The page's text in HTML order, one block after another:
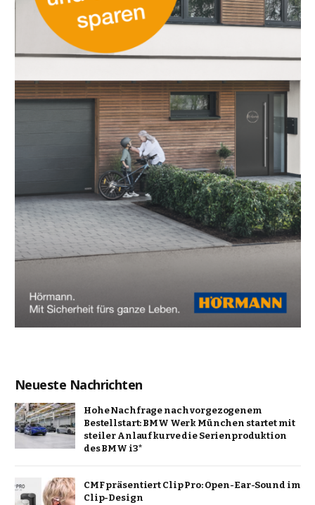
Neueste Nachrichten
Hohe Nachfrage nach vorgezogenem
Bestellstart: BMW Werk München startet mit
steiler Anlaufkurve die Serienproduktion
des BMW i3*
CMF präsentiert Clip Pro: Open-Ear-Sound im
Clip-Design